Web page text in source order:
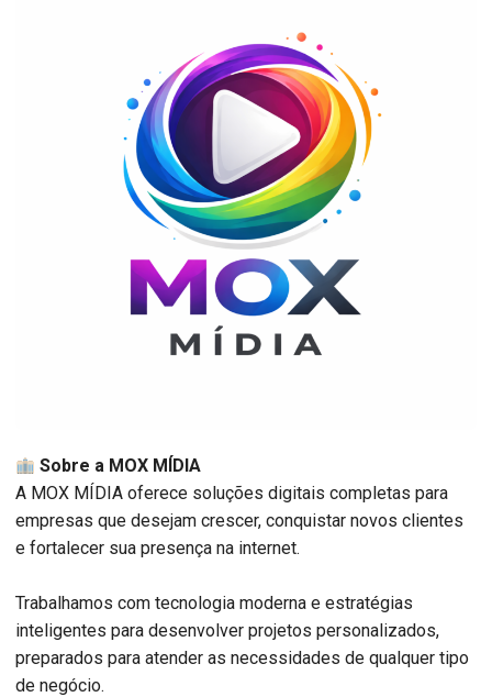
Sobre a MOX MÍDIA
A MOX MÍDIA oferece soluções digitais completas para
empresas que desejam crescer, conquistar novos clientes
e fortalecer sua presença na internet.
Trabalhamos com tecnologia moderna e estratégias
inteligentes para desenvolver projetos personalizados,
preparados para atender as necessidades de qualquer tipo
de negócio.